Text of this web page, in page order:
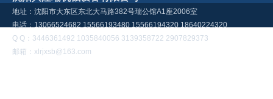
地址：沈阳市大东区东北大马路382号瑞公馆A1座2006室
电话：13066524682 15566193480 15566194320 18640224320
Q Q：3446361492 1035840056 3139358722 2907829373
邮箱：xlrjxsb@163.com